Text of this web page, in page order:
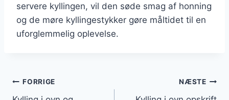
servere kyllingen, vil den søde smag af honning
og de møre kyllingestykker gøre måltidet til en
uforglemmelig oplevelse.
Indlægsnavigation
FORRIGE NÆSTE